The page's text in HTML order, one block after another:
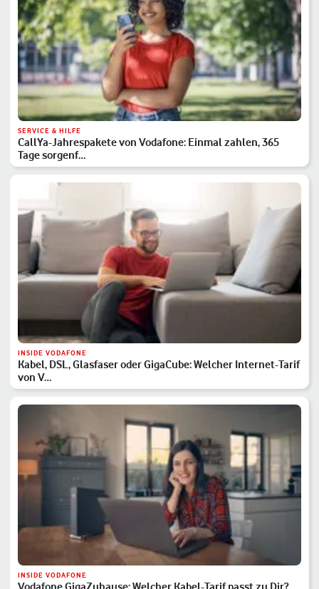
SERVICE & HILFE
CallYa-Jahrespakete von Vodafone: Einmal zahlen, 365
Tage sorgenf…
INSIDE VODAFONE
Kabel, DSL, Glasfaser oder GigaCube: Welcher Internet-Tarif
von V…
INSIDE VODAFONE